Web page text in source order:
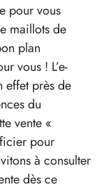
pour vous
maillots de
plan
vous ! L’e-
effet près de
du
vente «
pour
à consulter
dès ce